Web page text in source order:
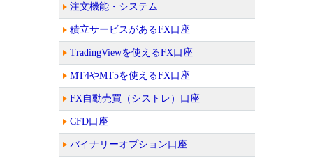
注文機能・システム
積立サービスがあるFX口座
TradingViewを使えるFX口座
MT4やMT5を使えるFX口座
FX自動売買（シストレ）口座
CFD口座
バイナリーオプション口座